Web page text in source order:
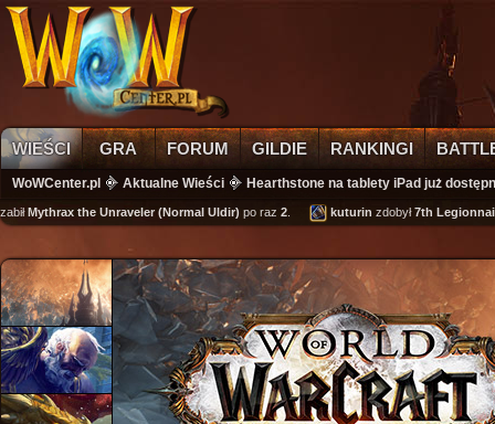
WIEŚCI GRA FORUM GILDIE RANKINGI
WoWCenter.pl Aktualne Wieści Hearthstone na tablety iPad już
Mythrax the Unraveler (Normal Uldir)po raz2. kuturinzdobył7th